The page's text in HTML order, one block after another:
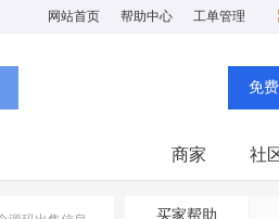
网站首页 帮助中心 工单管理
免
社
商家
买家帮助